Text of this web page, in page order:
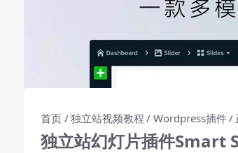
首页 独立站视频教程 Wordpress插件
独立站幻灯片插件Smart